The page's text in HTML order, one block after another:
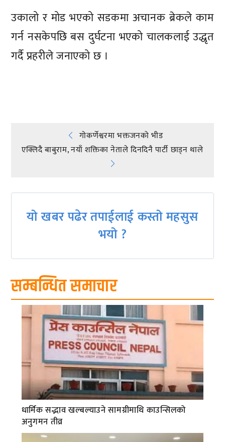
उकालो र मोड भएको सडकमा अचानक ब्रेकले काम
गर्न नसकेपछि बस दुर्घटना भएको चालकलाई उद्धृत
गर्दै प्रहरीले जनाएको छ ।
Post
navigation
गोकर्णेश्वरमा भक्तजनको भीड
एक्लिदै बाबुराम, नयाँ शक्तिका नेताले दिनदिनै पार्टी छाड्न थाले
यो खबर पढेर तपाईलाई कस्तो महसुस
भयो ?
सम्बन्धित समाचार
धार्मिक सद्भाव खल्बल्याउने सामग्रीमाथि काउन्सिलको
अनुगमन तीव्र